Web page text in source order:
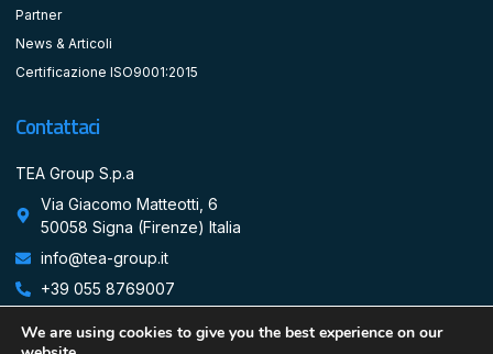
Partner
News & Articoli
Certificazione ISO9001:2015
Contattaci
TEA Group S.p.a
Via Giacomo Matteotti, 6
50058 Signa (Firenze) Italia
info@tea-group.it
+39 055 8769007
We are using cookies to give you the best experience on our